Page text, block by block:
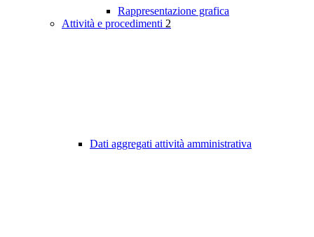
Rappresentazione grafica
Attività e procedimenti 2
Dati aggregati attività amministrativa